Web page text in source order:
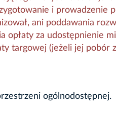
i prowadzenie
ani poddawania
opłaty za udostępnienie
targowej (jeżeli jej pobór
ogólnodostępnej.